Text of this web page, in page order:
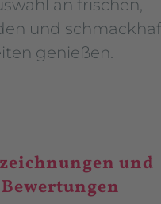
an frischen,
und
genießen.
und
Bewertungen